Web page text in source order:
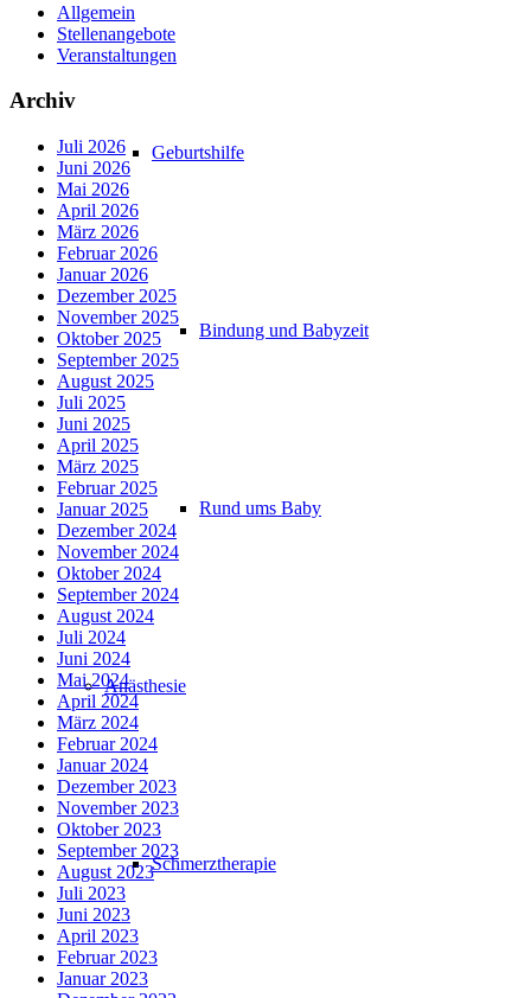
Geburtshilfe
Bindung und Babyzeit
Rund ums Baby
Anästhesie
Schmerztherapie
Allgemein
Stellenangebote
Veranstaltungen
Archiv
Juli 2026
Juni 2026
Mai 2026
April 2026
März 2026
Februar 2026
Januar 2026
Dezember 2025
November 2025
Oktober 2025
September 2025
August 2025
Juli 2025
Juni 2025
April 2025
März 2025
Februar 2025
Januar 2025
Dezember 2024
November 2024
Oktober 2024
September 2024
August 2024
Juli 2024
Juni 2024
Mai 2024
April 2024
März 2024
Februar 2024
Januar 2024
Dezember 2023
November 2023
Oktober 2023
September 2023
August 2023
Juli 2023
Juni 2023
April 2023
Februar 2023
Januar 2023